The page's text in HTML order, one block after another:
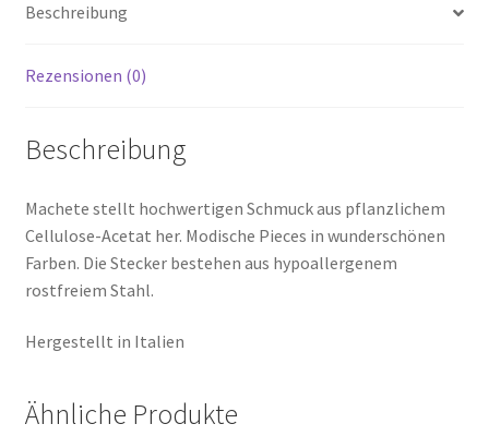
Beschreibung
Rezensionen (0)
Beschreibung
Machete stellt hochwertigen Schmuck aus pflanzlichem
Cellulose-Acetat her. Modische Pieces in wunderschönen
Farben. Die Stecker bestehen aus hypoallergenem
rostfreiem Stahl.
Hergestellt in Italien
Ähnliche Produkte